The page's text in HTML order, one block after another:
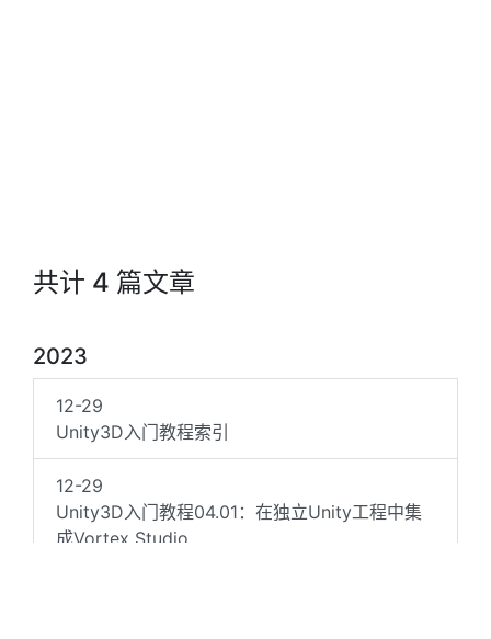
共计 4 篇文章
2023
12-29
Unity3D入门教程索引
12-29
Unity3D入门教程04.01：在独立Unity工程中集
成Vortex Studio